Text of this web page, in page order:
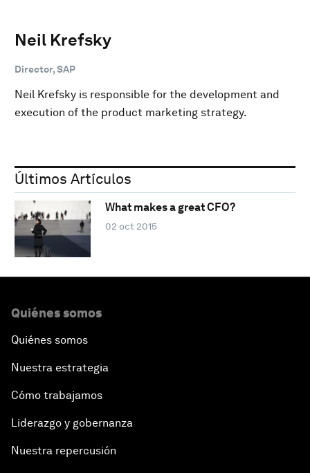
Neil Krefsky
Director, SAP
Neil Krefsky is responsible for the development and
execution of the product marketing strategy.
Últimos Artículos
What makes a great CFO?
02 oct 2015
Quiénes somos
Quiénes somos
Nuestra estrategia
Cómo trabajamos
Liderazgo y gobernanza
Nuestra repercusión